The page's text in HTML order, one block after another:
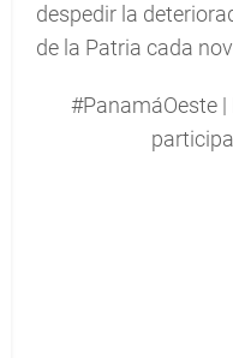
despedir la
de la Patria cada
#PanamáOeste |